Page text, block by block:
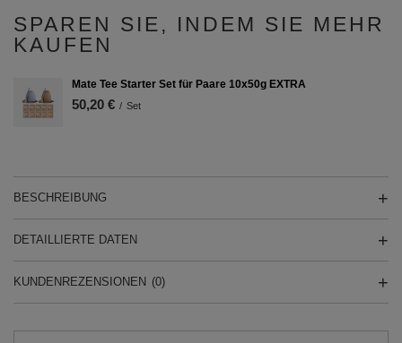
SPAREN SIE, INDEM SIE MEHR
KAUFEN
Mate Tee Starter Set für Paare 10x50g EXTRA
50,20 € / Set
BESCHREIBUNG
DETAILLIERTE DATEN
KUNDENREZENSIONEN (0)